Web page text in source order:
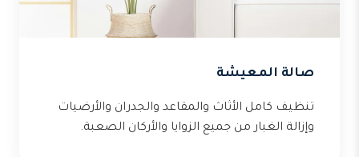
صالة المعيشة
تنظيف كامل الأثاث والمقاعد والجدران والأرضيات
وإزالة الغبار من جميع الزوايا والأركان الصعبة.